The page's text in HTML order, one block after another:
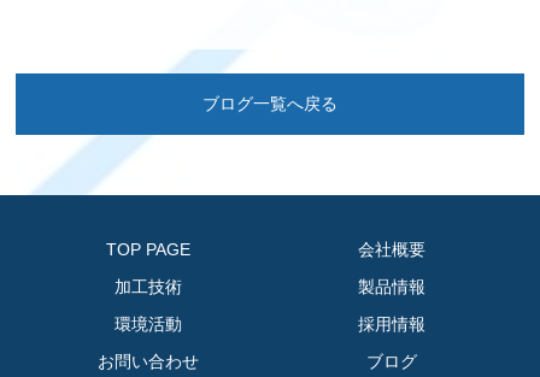
ブログ一覧へ戻る
TOP PAGE
会社概要
加工技術
製品情報
環境活動
採用情報
お問い合わせ
ブログ